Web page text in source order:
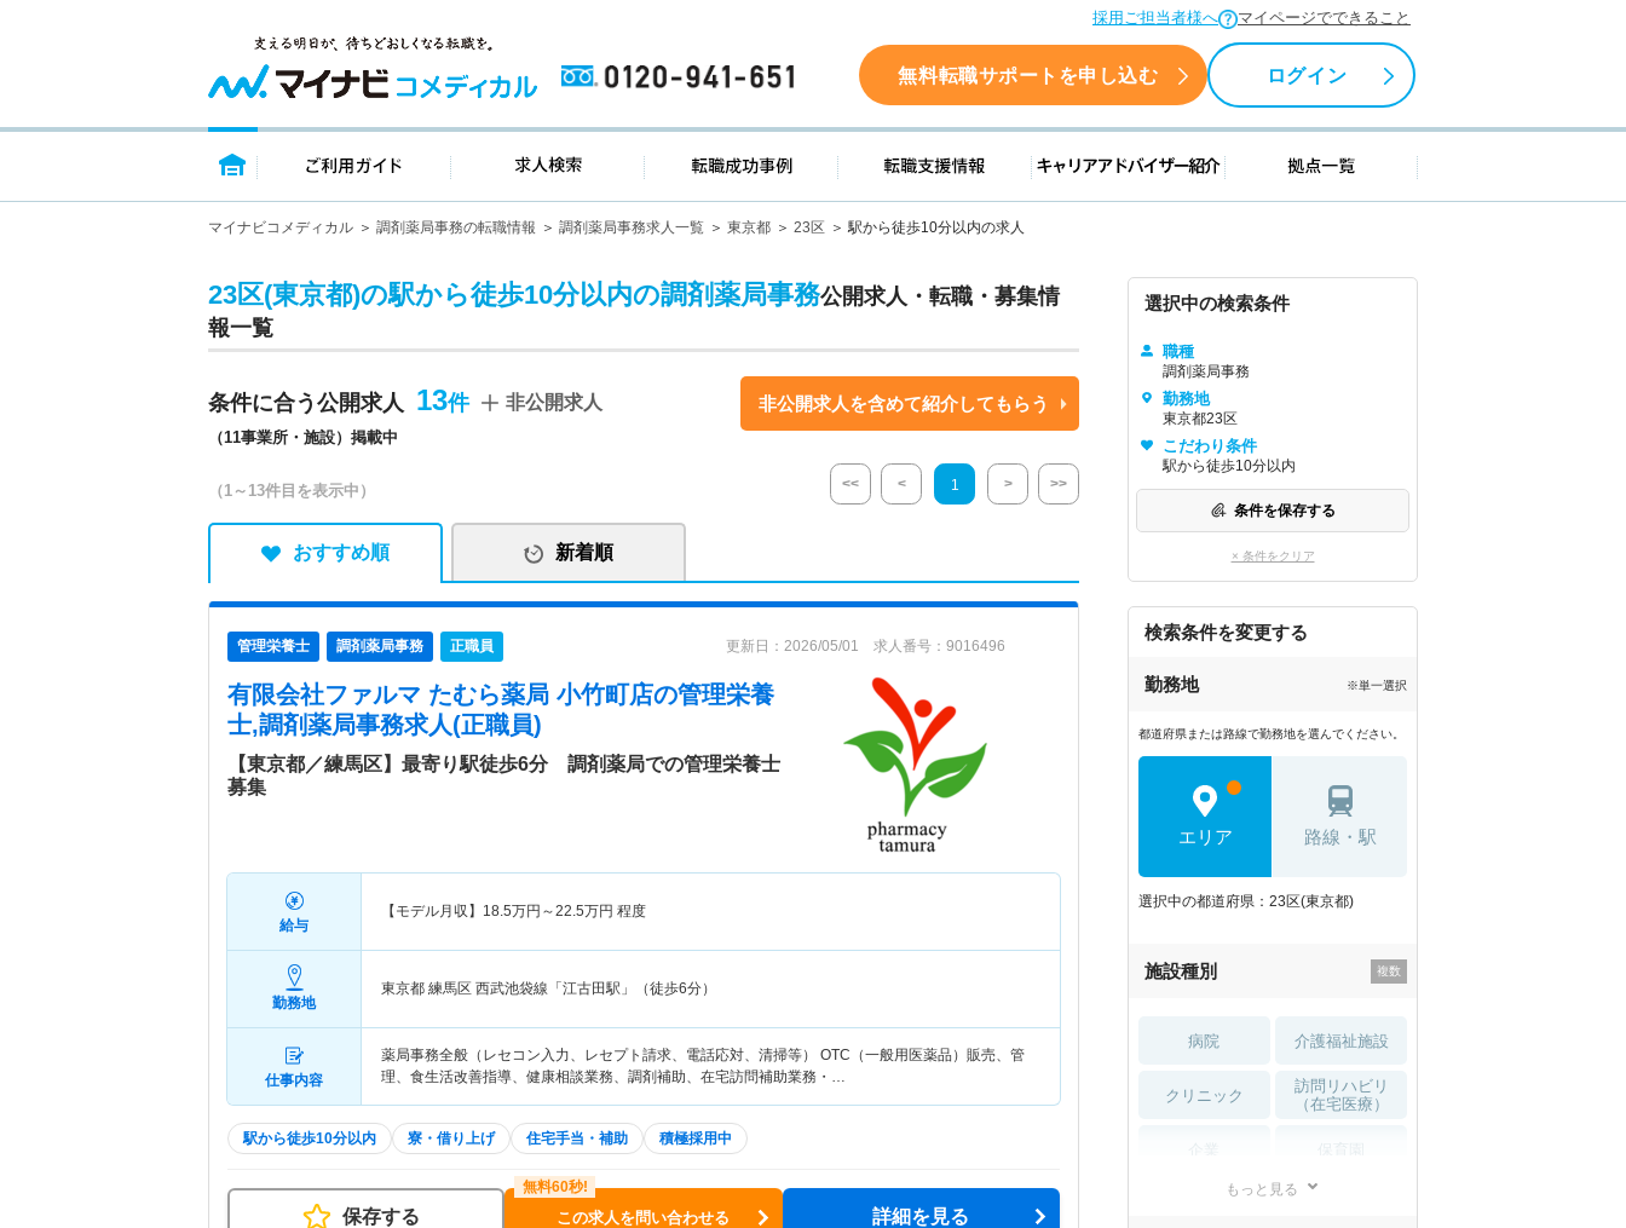
採用ご担当者様へ マイページでできること
0120-941-651 無料転職サポートを申し込む ログイン
トップページ ご利用ガイド 求人検索 転職成功事例 転職支援情報 キャリアアドバイザー紹介 拠点一覧
マイナビコメディカル 調剤薬局事務の転職情報 調剤薬局事務求人一覧 東京都 23区 駅から徒歩10分以内の求人
23区(東京都)の駅から徒歩10分以内の調剤薬局事務公開求人・転職・募集情
報一覧
条件に合う公開求人 13
（11事業所・施設）掲載中
非公開求人 非公開求人を含めて紹介してもらう
（1～13件目を表示中） << < 1 > >>
おすすめ順 新着順
管理栄養士 調剤薬局事務 正職員 更新日：2026/05/01 求人番号：9016496
有限会社ファルマ たむら薬局 小竹町店の管理栄養
士,調剤薬局事務求人(正職員)
【東京都／練馬区】最寄り駅徒歩6分 調剤薬局での管理栄養士
募集
給与
【モデル月収】 18.5万円～22.5万円 程度
勤務地
東京都 練馬区 西武池袋線「江古田駅」（徒歩6分）
仕事内容
薬局事務全般（レセコン入力、レセプト請求、電話応対、清掃等） OTC（一般用医薬品）販売、管
理、食生活改善指導、健康相談業務、調剤補助、在宅訪問補助業務・…
駅から徒歩10分以内 寮・借り上げ 住宅手当・補助 積極採用中
保存する この求人を問い合わせる 詳細を見る
選択中の検索条件
職種
調剤薬局事務
勤務地
東京都23区
こだわり条件
駅から徒歩10分以内
条件を保存する
× 条件をクリア
検索条件を変更する
勤務地 ※単一選択
都道府県または路線で勤務地を選んでください。
エリア 路線・駅
選択中の都道府県：23区(東京都)
施設種別
病院 介護福祉施設
クリニック
訪問リハビリ
（在宅医療）
もっと見る